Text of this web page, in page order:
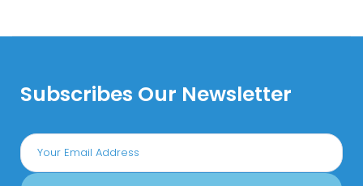
Subscribes Our Newsletter